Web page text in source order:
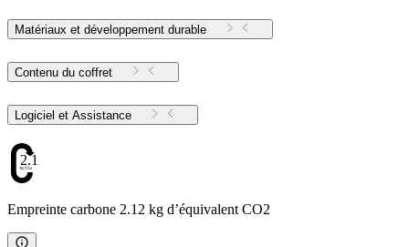
Matériaux et développement durable
Contenu du coffret
Logiciel et Assistance
2.12
Empreinte carbone 2.12 kg d’équivalent CO2